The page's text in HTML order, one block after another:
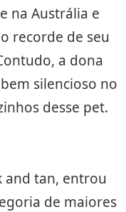
na Austrália e
recorde de seu
a dona
silencioso no
desse pet.
and tan, entrou
de maiores